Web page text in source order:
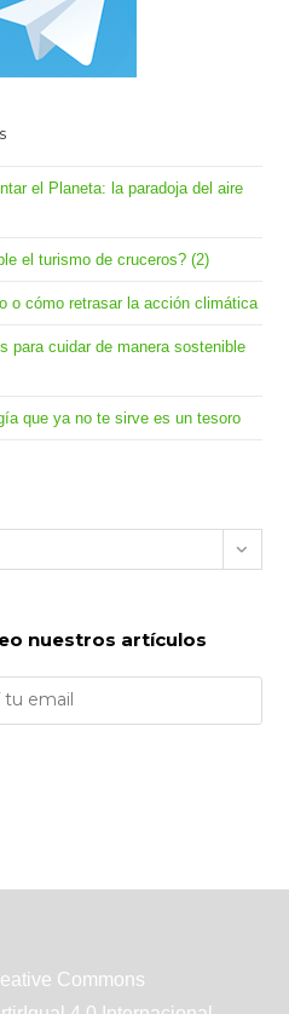
el Planeta: la paradoja del aire
el turismo de cruceros? (2)
o cómo retrasar la acción climática
para cuidar de manera sostenible
que ya no te sirve es un tesoro
nuestros artículos
Commons